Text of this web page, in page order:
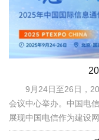
9月24日至26日，
会议中心举办。中国电
展现中国电信作为建设